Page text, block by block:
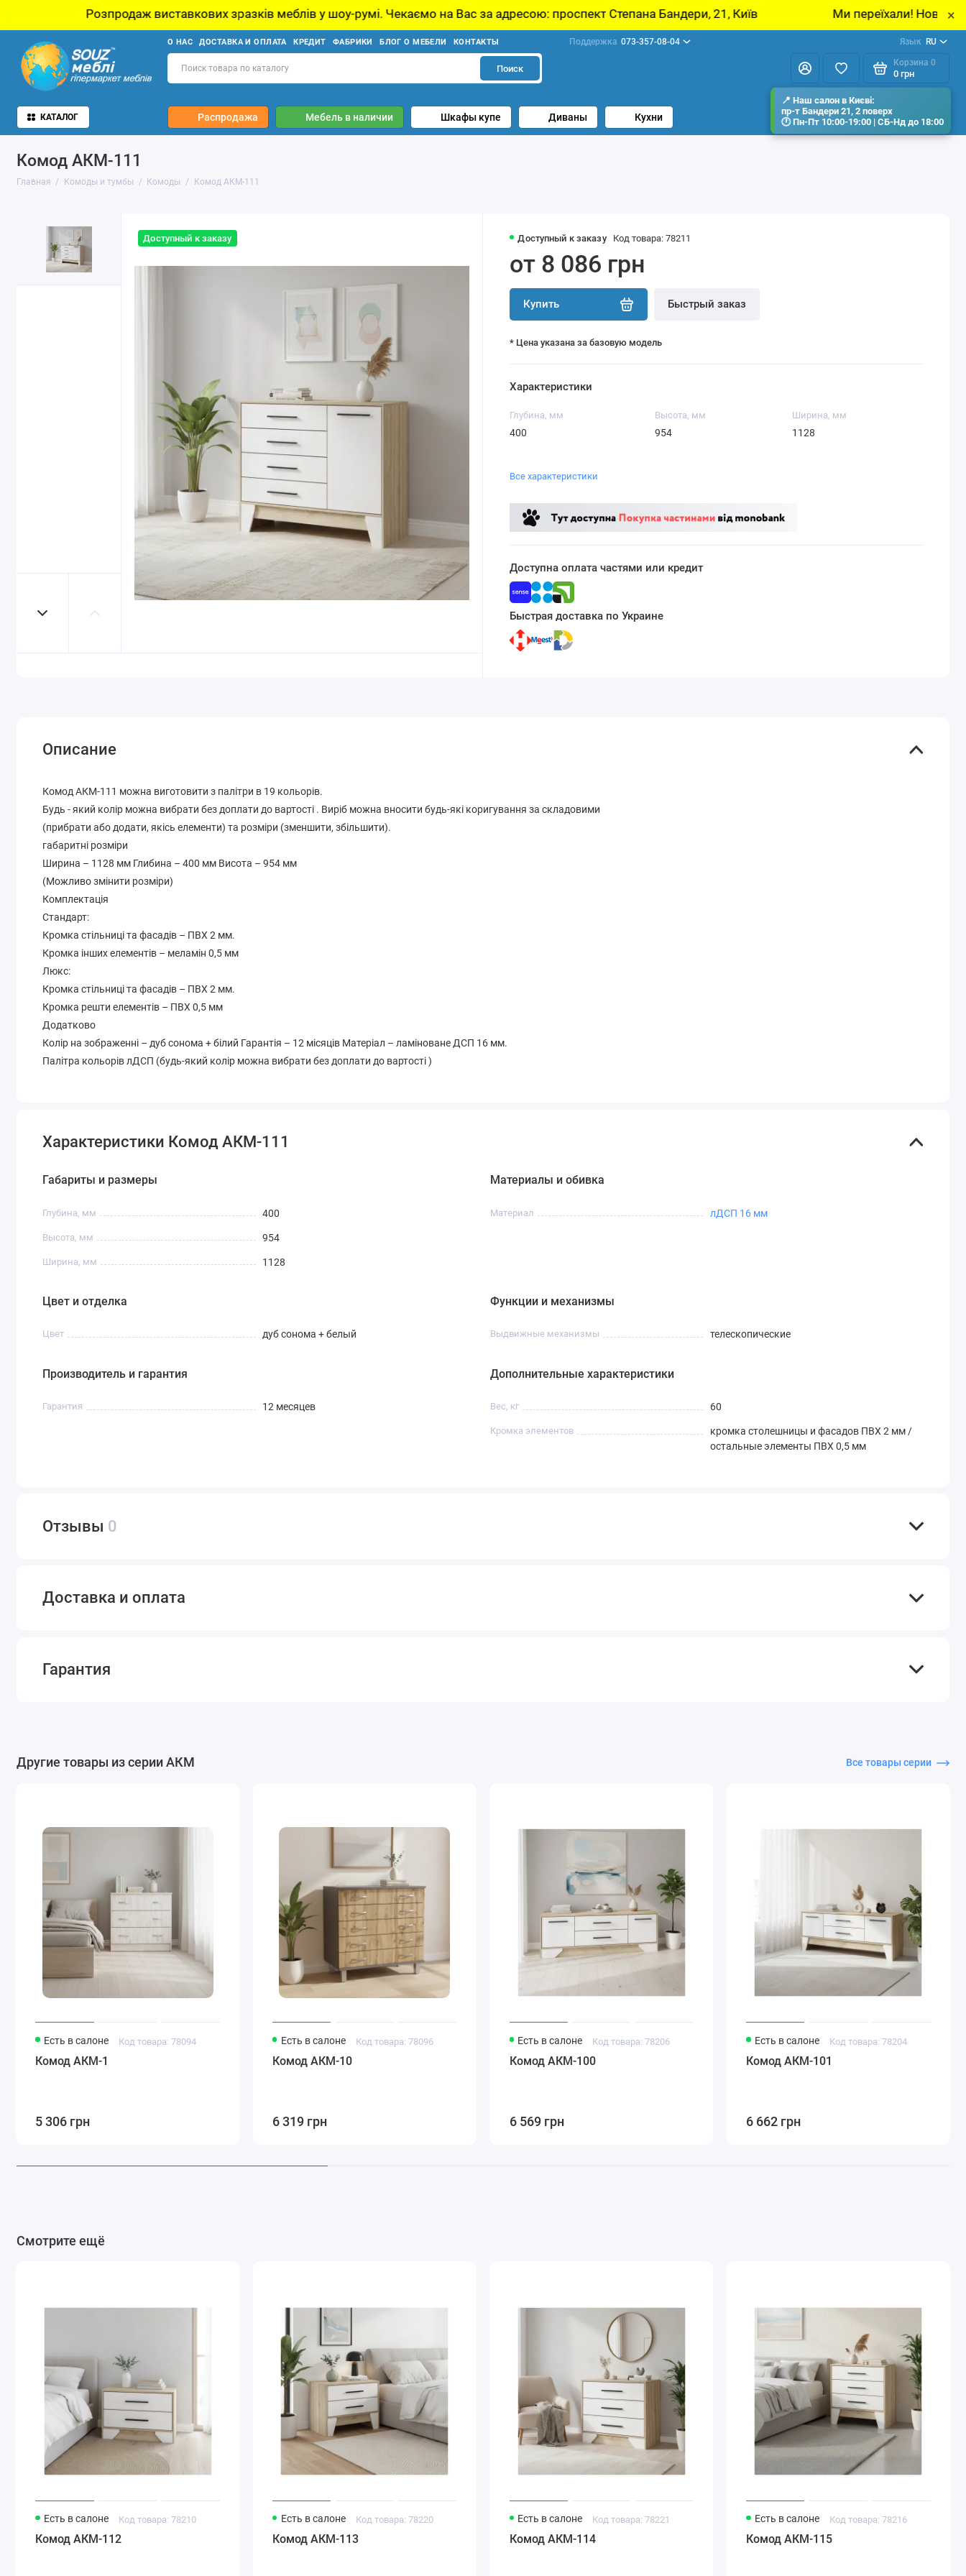
виставкових зразків меблів у шоу-румі. Чекаємо на Вас за адресою: проспект Степана Бандери, 21, Київ Ми переїхали! Нова адреса: м. Київ, ×
О НАС ДОСТАВКА И ОПЛАТА КРЕДИТ ФАБРИКИ БЛОГ О МЕБЕЛИ КОНТАКТЫ Поддержка 073-357-08-04 Язык RU
Поиск
Корзина 0
0 грн
КАТАЛОГ Распродажа Мебель в наличии Шкафы купе Диваны Кухни
Комод АКМ-111
Главная Комоды и тумбы Комоды Комод АКМ-111
Доступный к заказу Доступный к заказу Код товара: 78211
от 8 086 грн
Купить Быстрый заказ
* Цена указана за базовую модель
Характеристики
Глубина, мм
400
Высота, мм
954
Ширина, мм
1128
Все характеристики
Доступна оплата частями или кредит
Быстрая доставка по Украине
Описание
Комод АКМ-111 можна виготовити з палітри в 19 кольорів.
Будь - який колір можна вибрати без доплати до вартості . Виріб можна вносити будь-які коригування за складовими
(прибрати або додати, якісь елементи) та розміри (зменшити, збільшити).
габаритні розміри
Ширина – 1128 мм Глибина – 400 мм Висота – 954 мм
(Можливо змінити розміри)
Комплектація
Стандарт:
Кромка стільниці та фасадів – ПВХ 2 мм.
Кромка інших елементів – меламін 0,5 мм
Люкс:
Кромка стільниці та фасадів – ПВХ 2 мм.
Кромка решти елементів – ПВХ 0,5 мм
Додатково
Колір на зображенні – дуб сонома + білий Гарантія – 12 місяців Матеріал – ламіноване ДСП 16 мм.
Палітра кольорів лДСП (будь-який колір можна вибрати без доплати до вартості )
Характеристики Комод АКМ-111
Габариты и размеры
Глубина, мм 400
Высота, мм 954
Ширина, мм 1128
Материалы и обивка
Материал лДСП 16 мм
Цвет и отделка
Цвет дуб сонома + белый
Функции и механизмы
Выдвижные механизмы телескопические
Производитель и гарантия
Гарантия 12 месяцев
Дополнительные характеристики
Вес, кг 60
Кромка элементов
кромка столешницы и фасадов ПВХ 2 мм /
остальные элементы ПВХ 0,5 мм
Отзывы 0
Доставка и оплата
Гарантия
Другие товары из серии АКМ Все товары серии
Есть в салоне Код товара: 78094
Комод АКМ-1
5 306 грн
Есть в салоне Код товара: 78096
Комод АКМ-10
6 319 грн
Есть в салоне Код товара: 78206
Комод АКМ-100
6 569 грн
Есть в салоне Код товара: 78204
Комод АКМ-101
6 662 грн
Смотрите ещё
Есть в салоне Код товара: 78210
Комод АКМ-112
Есть в салоне Код товара: 78220
Комод АКМ-113
Есть в салоне Код товара: 78221
Комод АКМ-114
Есть в салоне Код товара: 78216
Комод АКМ-115